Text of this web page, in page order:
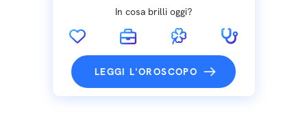
In cosa brilli oggi?
LEGGI L'OROSCOPO